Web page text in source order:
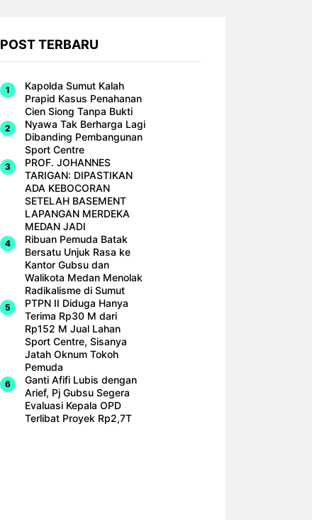
POST TERBARU
Kapolda Sumut Kalah
Prapid Kasus Penahanan
Cien Siong Tanpa Bukti
Nyawa Tak Berharga Lagi
Dibanding Pembangunan
Sport Centre
PROF. JOHANNES
TARIGAN: DIPASTIKAN
ADA KEBOCORAN
SETELAH BASEMENT
LAPANGAN MERDEKA
MEDAN JADI
Ribuan Pemuda Batak
Bersatu Unjuk Rasa ke
Kantor Gubsu dan
Walikota Medan Menolak
Radikalisme di Sumut
PTPN II Diduga Hanya
Terima Rp30 M dari
Rp152 M Jual Lahan
Sport Centre, Sisanya
Jatah Oknum Tokoh
Pemuda
Ganti Afifi Lubis dengan
Arief, Pj Gubsu Segera
Evaluasi Kepala OPD
Terlibat Proyek Rp2,7T